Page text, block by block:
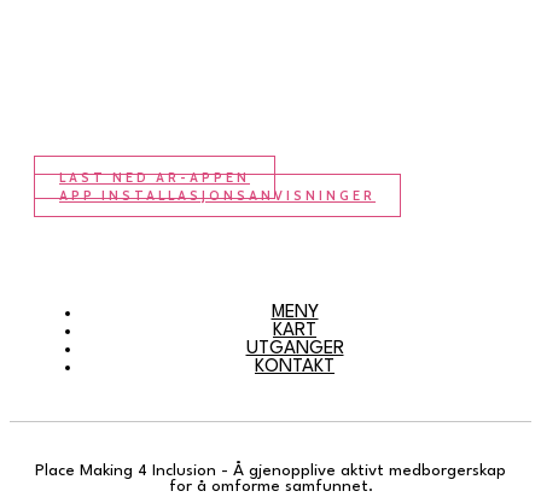
LAST NED AR-APPEN
APP INSTALLASJONSANVISNINGER
MENY
KART
UTGANGER
KONTAKT
Place Making 4 Inclusion - Å gjenopplive aktivt medborgerskap
for å omforme samfunnet.